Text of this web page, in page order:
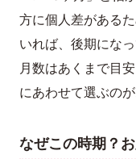
方に個人差がある
いれば、後期にな
月数はあくまで目
にあわせて選ぶのが
なぜこの時期？